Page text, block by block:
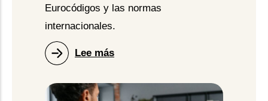
Eurocódigos y las normas
internacionales.
Lee más